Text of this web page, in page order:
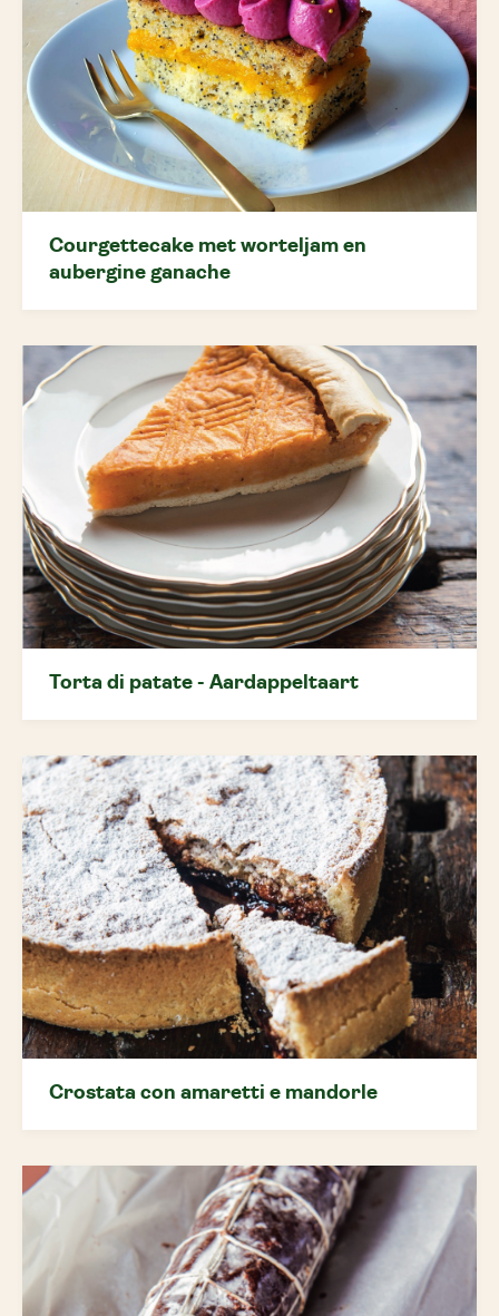
Courgettecake met worteljam en
aubergine ganache
Torta di patate - Aardappeltaart
Crostata con amaretti e mandorle